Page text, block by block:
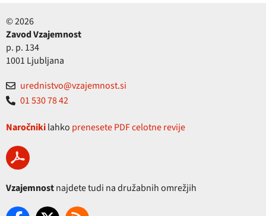
© 2026
Zavod Vzajemnost
p. p. 134
1001 Ljubljana
urednistvo@vzajemnost.si
01 530 78 42
Naročnikilahko prenesete PDF celotne revije
Vzajemnostnajdete tudi na družabnih omrežjih